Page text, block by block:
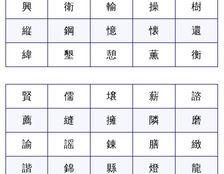
興 衛 輸 操 樹
縦 鋼 憶 懐 還
緯 墾 憩 薫 衡
賢 儒 壌 薪 諮
薦 縫 擁 隣 磨
諭 謡 錬 膳 緻
諧 錦 縣 燈 龍